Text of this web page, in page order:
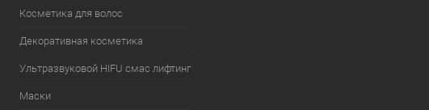
Косметика для волос
Декоративная косметика
Ультразвуковой HIFU смас лифтинг
Маски